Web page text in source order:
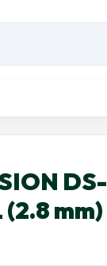
DS-
mm)